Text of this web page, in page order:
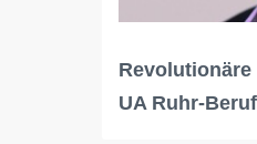
UA Ruhr-